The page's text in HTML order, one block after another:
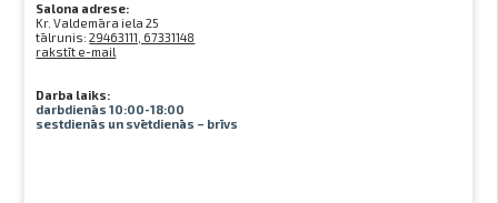
Salona adrese:
Kr. Valdemāra iela 25
tālrunis:29463111, 67331148
rakstīt e-mail
Darba laiks:
darbdienās 10:00-18:00
sestdienās un svētdienās – brīvs